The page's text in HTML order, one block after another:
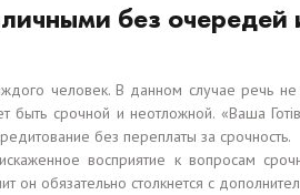
без очередей
человек. В данном случае речь
срочной и неотложной. «Ваша
без переплаты за срочность.
восприятие к вопросам
он обязательно столкнется с